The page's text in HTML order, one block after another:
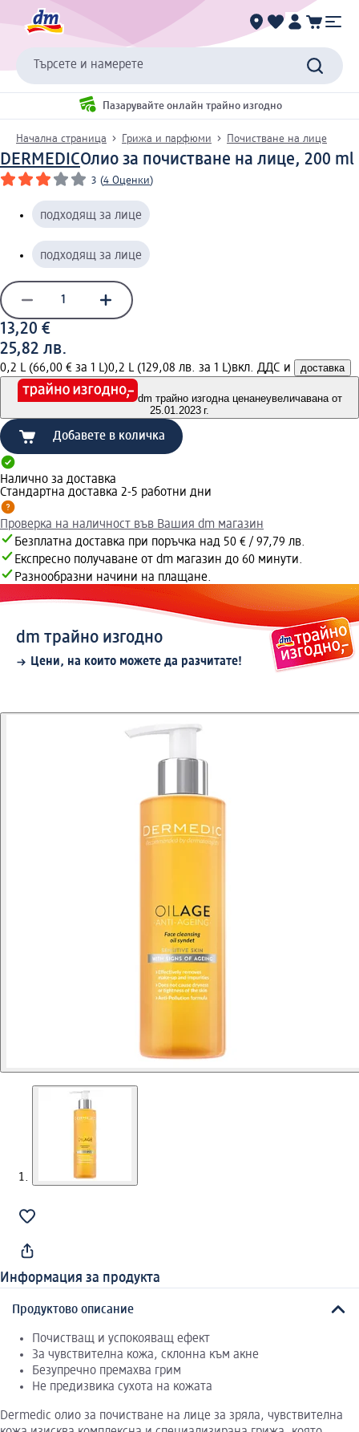
Търсете и намерете
Пазарувайте онлайн трайно изгодно
Начална страница Грижа и парфюми Почистване на лице
DERMEDICОлио за почистване на лице, 200 ml
3 (4 Оценки)
подходящ за лице
подходящ за лице
13,20 €
25,82 лв.
0,2 L (66,00 € за 1 L)0,2 L (129,08 лв. за 1 L)вкл. ДДС и доставка
dm трайно изгодна ценанеувеличавана от
25.01.2023 г.
Добавете в количка
Налично за доставка
Стандартна доставка 2-5 работни дни
Проверка на наличност във Вашия dm магазин
Безплатна доставка при поръчка над 50 € / 97,79 лв.
Експресно получаване от dm магазин до 60 минути.
Разнообразни начини на плащане.
dm трайно изгодно
Цени, на които можете да разчитате!
Информация за продукта
Продуктово описание
Почистващ и успокояващ ефект
За чувствителна кожа, склонна към акне
Безупречно премахва грим
Не предизвика сухота на кожата
Dermedic oлио за почистване на лице за зряла, чувствителна